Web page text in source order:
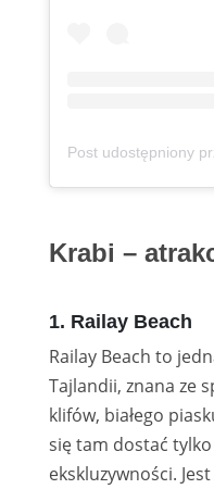
Krabi –
1. Railay Beach
Railay Beach to
Tajlandii, znana ze
klifów, białego
się tam dostać
ekskluzywności.